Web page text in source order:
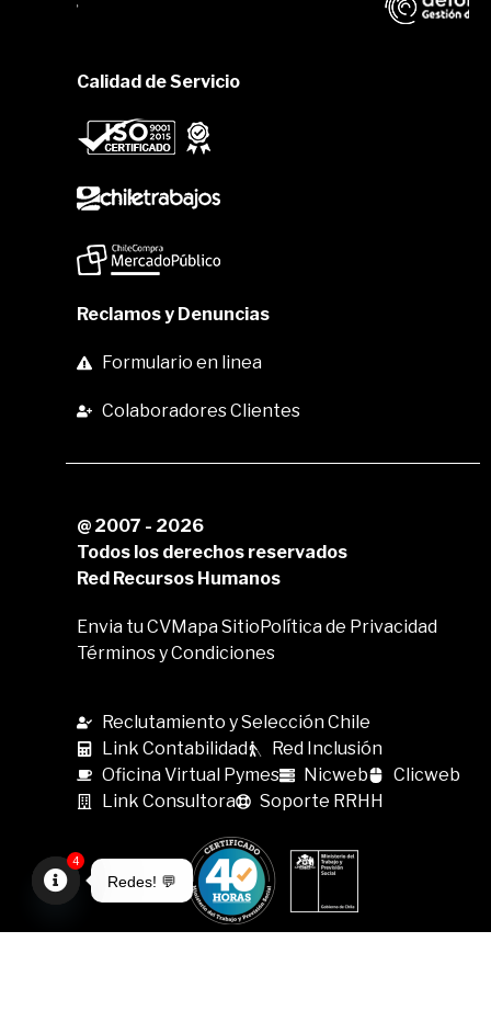
Calidad de Servicio
Reclamos y Denuncias
Formulario en linea
Colaboradores Clientes
@ 2007 - 2026
Todos los derechos reservados
Red Recursos Humanos
Envia tu CVMapa SitioPolítica de Privacidad
Términos y Condiciones
Reclutamiento y Selección Chile
Link Contabilidad
Red Inclusión
Oficina Virtual Pymes
Nicweb
Clicweb
Link Consultora
Soporte RRHH
Redes! 💬
4